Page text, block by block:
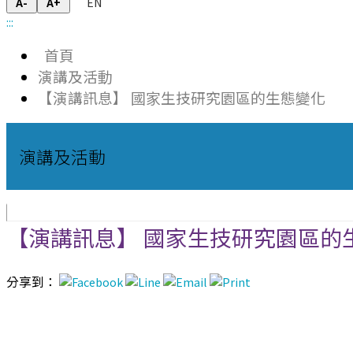
:::
首頁
演講及活動
【演講訊息】 國家生技研究園區的生態變化
演講及活動
【演講訊息】 國家生技研究園區
分享到：